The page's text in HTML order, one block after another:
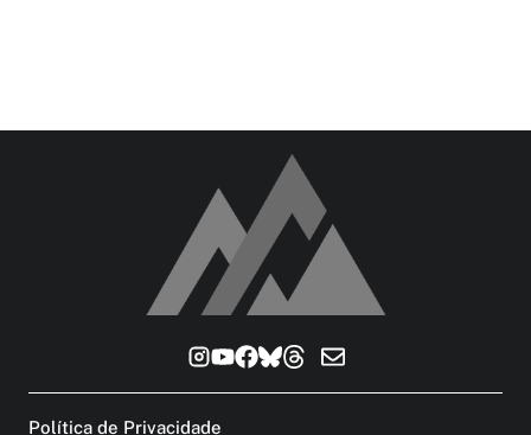
Política de Privacidade